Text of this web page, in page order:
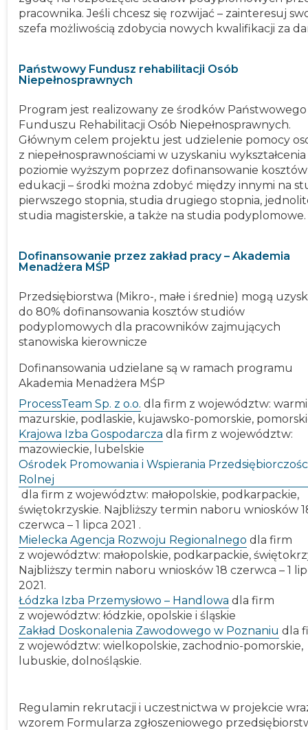
pracownika. Jeśli chcesz się rozwijać – zainteresuj
szefa możliwością zdobycia nowych kwalifikacji za
Państwowy Fundusz rehabilitacji Osób
Niepełnosprawnych
Program jest realizowany ze środków Państwowego
Funduszu Rehabilitacji Osób Niepełnosprawnych.
Głównym celem projektu jest udzielenie pomocy
z niepełnosprawnościami w uzyskaniu
poziomie wyższym poprzez dofinansowanie kosztów
edukacji – środki można zdobyć między innymi na
pierwszego stopnia, studia drugiego stopnia,
studia magisterskie, a także na studia podyplomowe.
Dofinansowanie przez zakład pracy – Akademia
Menadżera MŚP
Przedsiębiorstwa (Mikro-, małe i średnie) mogą
do 80% dofinansowania kosztów studiów
podyplomowych dla pracowników zajmujących
stanowiska kierownicze
Dofinansowania udzielane są w ramach programu
Akademia Menadżera MŚP
ProcessTeam Sp. z o.o. dla firm z województw:
mazurskie, podlaskie, kujawsko-pomorskie,
Krajowa Izba Gospodarcza dla firm z województw:
mazowieckie, lubelskie
Ośrodek Promowania i Wspierania
Rolnej
dla firm z województw: małopolskie, podkarpackie,
świętokrzyskie. Najbliższy termin naboru wniosków
czerwca – 1 lipca 2021 .
Mielecka Agencja Rozwoju Regionalnego dla firm
z województw: małopolskie, podkarpackie,
Najbliższy termin naboru wniosków 18 czerwca – 1
2021.
Łódzka Izba Przemysłowo – Handlowa dla firm
z województw: łódzkie, opolskie i śląskie
Zakład Doskonalenia Zawodowego w Poznaniu dla
z województw: wielkopolskie, zachodnio-pomorskie,
lubuskie, dolnośląskie.
Regulamin rekrutacji i uczestnictwa w projekcie
wzorem Formularza zgłoszeniowego